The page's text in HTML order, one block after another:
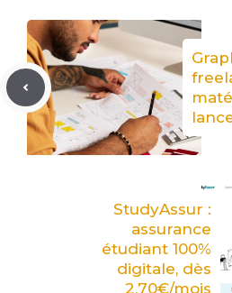
StudyAssur :
assurance
étudiant 100%
digitale, dès
2,70€/mois